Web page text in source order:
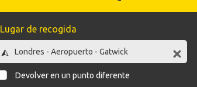
Lugar de recogida
Devolver en un punto diferente